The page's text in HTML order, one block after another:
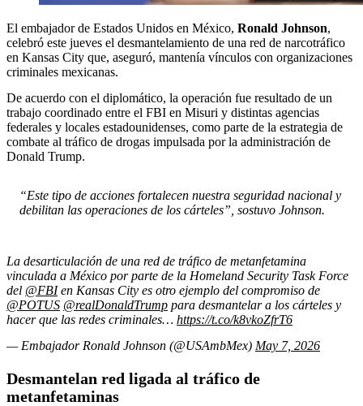
El embajador de Estados Unidos en México, Ronald Johnson,
celebró este jueves el desmantelamiento de una red de narcotráfico
en Kansas City que, aseguró, mantenía vínculos con organizaciones
criminales mexicanas.
De acuerdo con el diplomático, la operación fue resultado de un
trabajo coordinado entre el FBI en Misuri y distintas agencias
federales y locales estadounidenses, como parte de la estrategia de
combate al tráfico de drogas impulsada por la administración de
Donald Trump.
“Este tipo de acciones fortalecen nuestra seguridad nacional y
debilitan las operaciones de los cárteles”, sostuvo Johnson.
La desarticulación de una red de tráfico de metanfetamina
vinculada a México por parte de la Homeland Security Task Force
del @FBIen Kansas City es otro ejemplo del compromiso de
@POTUS @realDonaldTrump para desmantelar a los cárteles y
hacer que las redes criminales… https://t.co/k8vkoZfrT6
— Embajador Ronald Johnson (@USAmbMex) May 7, 2026
Desmantelan red ligada al tráfico de
metanfetaminas